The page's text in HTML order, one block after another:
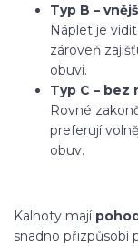
Typ B –
Náplet je
zároveň
obuvi.
Typ C – bez
Rovné
preferují
obuv.
Kalhoty mají
snadno přizpůsobí